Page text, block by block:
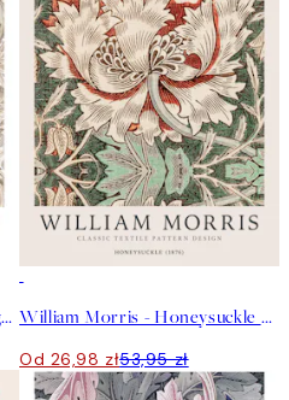
William Morris - African Marigold Plakat William Morris - Honeysuckle Plakat
Od 26,98 zł53,95 zł